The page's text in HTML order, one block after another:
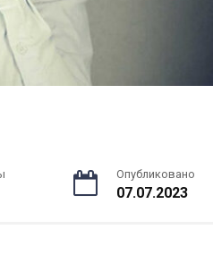
Опубликовано
07.07.2023